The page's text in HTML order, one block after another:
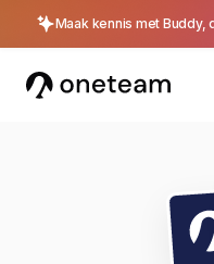
Maak kennis met